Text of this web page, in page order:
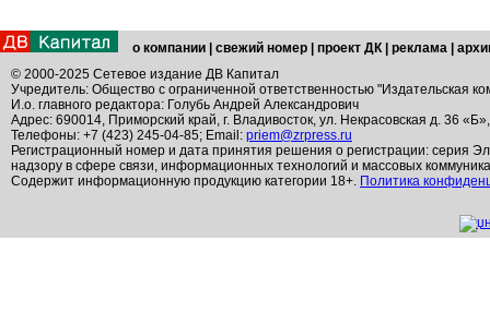
о компании свежий номер проект ДК реклама
© 2000-2025 Сетевое издание ДВ Капитал
Учредитель: Общество с ограниченной ответственностью "Издательская
И.о. главного редактора: Голубь Андрей Александрович
Адрес: 690014, Приморский край, г. Владивосток, ул. Некрасовская д. 36
Телефоны: +7 (423) 245-04-85; Email: priem@zrpress.ru
Регистрационный номер и дата принятия решения о регистрации: серия
надзору в сфере связи, информационных технологий и массовых
Содержит информационную продукцию категории 18+. Политика